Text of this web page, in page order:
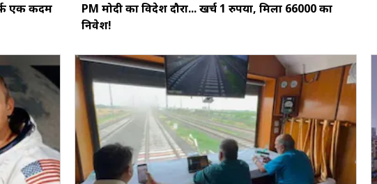
एक कदम
PM मोदी का विदेश दौरा... खर्च 1 रुपया, मिला ₹66000 का
निवेश!